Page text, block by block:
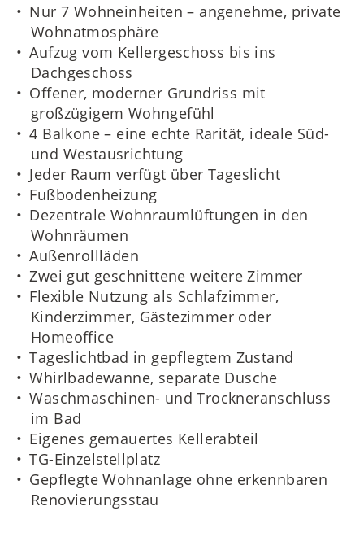
Nur 7 Wohneinheiten – angenehme, private
Wohnatmosphäre
Aufzug vom Kellergeschoss bis ins
Dachgeschoss
Offener, moderner Grundriss mit
großzügigem Wohngefühl
4 Balkone – eine echte Rarität, ideale Süd-
und Westausrichtung
Jeder Raum verfügt über Tageslicht
Fußbodenheizung
Dezentrale Wohnraumlüftungen in den
Wohnräumen
Außenrollläden
Zwei gut geschnittene weitere Zimmer
Flexible Nutzung als Schlafzimmer,
Kinderzimmer, Gästezimmer oder
Homeoffice
Tageslichtbad in gepflegtem Zustand
Whirlbadewanne, separate Dusche
Waschmaschinen- und Trockneranschluss
im Bad
Eigenes gemauertes Kellerabteil
TG-Einzelstellplatz
Gepflegte Wohnanlage ohne erkennbaren
Renovierungsstau